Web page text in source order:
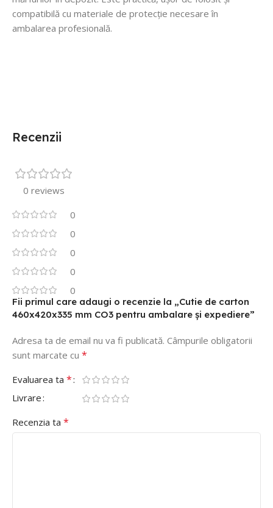
compatibilă cu materiale de protecție necesare în
ambalarea profesională.
Recenzii
0 reviews
0
0
0
0
0
Fii primul care adaugi o recenzie la „Cutie de carton
460x420x335 mm CO3 pentru ambalare și expediere”
Adresa ta de email nu va fi publicată. Câmpurile obligatorii
sunt marcate cu *
Evaluarea ta *
Livrare
Recenzia ta *